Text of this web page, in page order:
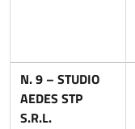
N. 9 – STUDIO
AEDES STP
S.R.L.